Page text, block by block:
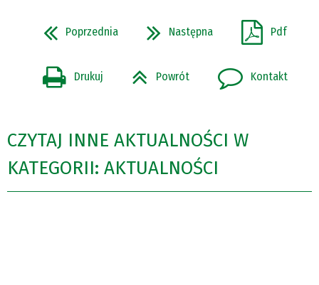
Poprzednia Następna Pdf
Drukuj Powrót Kontakt
CZYTAJ INNE AKTUALNOŚCI W
KATEGORII: AKTUALNOŚCI